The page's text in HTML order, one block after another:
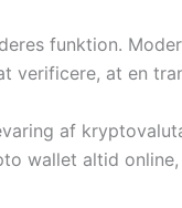
funktion.
verificere, at en
af
wallet altid